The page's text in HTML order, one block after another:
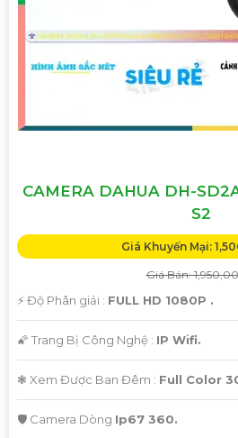
CAMERA DAHUA DH-
S2
Giá Khuyến Mại:
Giá Bán:
️⚡ Độ Phân giải : FULL HD 1080P .
🌠 Trang Bị Công Nghệ : IP Wifi.
❃ Xem Được Ban Đêm : Full Color
🛡 Camera Dòng Ip67 360.